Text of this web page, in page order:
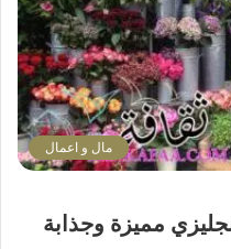
مال و اعمال
مميزة وجذابة